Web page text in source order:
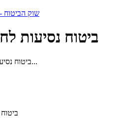
ביטוח נסיעות
ביטוח נסיעות לחו"ל לחולי סרטן ומחלימים...